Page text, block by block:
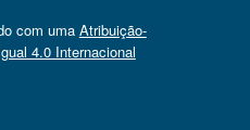
com uma Atribuição-
4.0 Internacional